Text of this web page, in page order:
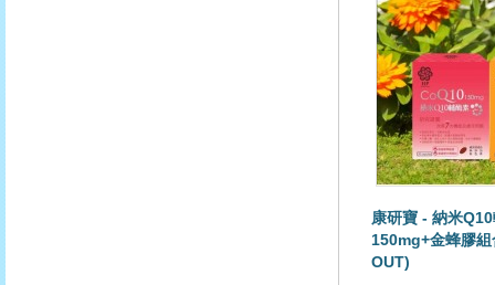
康研寶 - 納米
150mg+金蜂膠
OUT)